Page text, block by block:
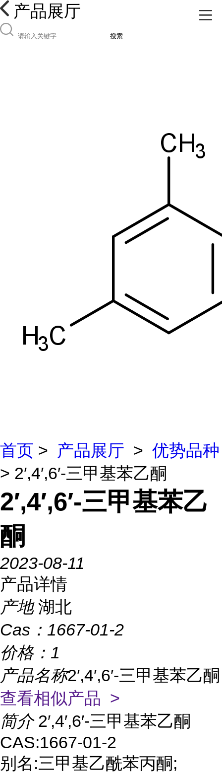
产品展厅
搜索
首页 > 产品展厅 > 优势品种
> 2′,4′,6′-三甲基苯乙酮
2′,4′,6′-三甲基苯乙
酮
2023-08-11
产品详情
产地 湖北
Cas： 1667-01-2
价格： 1
产品名称2′,4′,6′-三甲基苯乙酮
查看相似产品 >
简介 2′,4′,6′-三甲基苯乙酮
CAS:1667-01-2
别名:三甲基乙酰苯丙酮;